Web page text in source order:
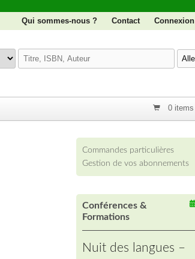
Qui sommes-nous ? Contact Connexion
0 items
Commandes particulières
Gestion de vos abonnements
Conférences &
Formations
Nuit des langues –